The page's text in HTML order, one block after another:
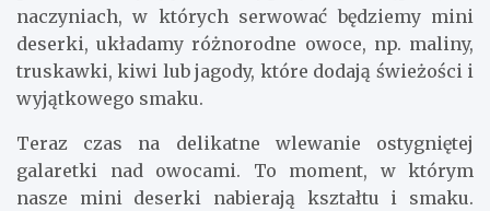
naczyniach, w których serwować będziemy mini
deserki, układamy różnorodne owoce, np. maliny,
truskawki, kiwi lub jagody, które dodają świeżości i
wyjątkowego smaku.
Teraz czas na delikatne wlewanie ostygniętej
galaretki nad owocami. To moment, w którym
nasze mini deserki nabierają kształtu i smaku.